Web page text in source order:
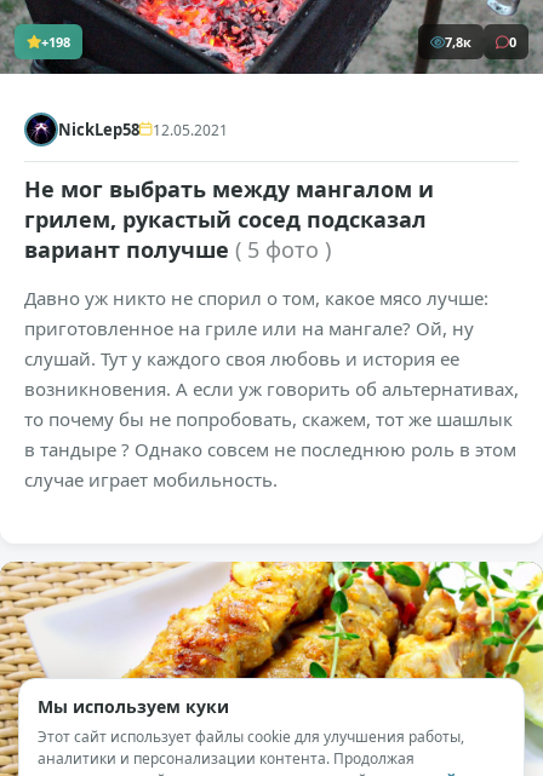
+198 7,8к 0
NickLep58 12.05.2021
Не мог выбрать между мангалом и
грилем, рукастый сосед подсказал
вариант получше ( 5 фото )
Давно уж никто не спорил о том, какое мясо лучше:
приготовленное на гриле или на мангале? Ой, ну
слушай. Тут у каждого своя любовь и история ее
возникновения. А если уж говорить об альтернативах,
то почему бы не попробовать, скажем, тот же шашлык
в тандыре ? Однако совсем не последнюю роль в этом
случае играет мобильность.
Мы используем куки
Этот сайт использует файлы cookie для улучшения работы,
аналитики и персонализации контента. Продолжая